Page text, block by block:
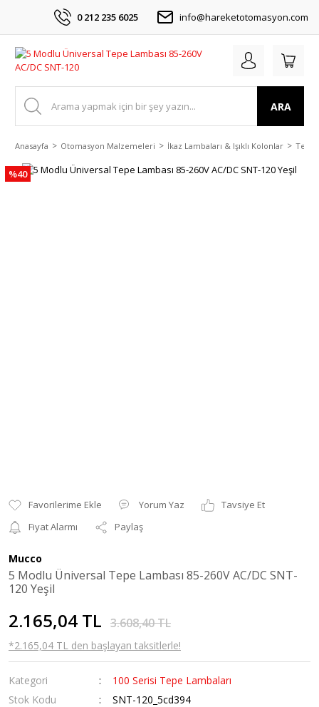
0 212 235 6025 info@hareketotomasyon.com
ARA
Anasayfa Otomasyon Malzemeleri İkaz Lambaları & Işıklı Kolonlar Tepe
%40
Yorum Yaz
Tavsiye Et
Fiyat Alarmı
Paylaş
Mucco
5 Modlu Üniversal Tepe Lambası 85-260V AC/DC SNT-
120 Yeşil
2.165,04 TL 3.608,40 TL
*2.165,04 TL den başlayan taksitlerle!
Kategori
100 Serisi Tepe Lambaları
Stok Kodu
SNT-120_5cd394